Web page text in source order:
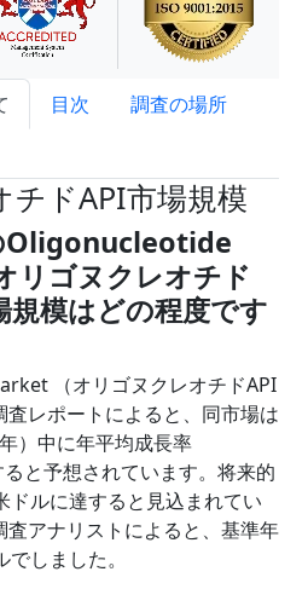
目次
調査の場所
ドAPI市場規模
Oligonucleotide
ゴヌクレオチド
模はどの程度です
（オリゴヌクレオチドAPI
レポートによると、同市場は
）中に年平均成長率
ると予想されています。将来的
ドルに達すると見込まれてい
査アナリストによると、基準年
しました。